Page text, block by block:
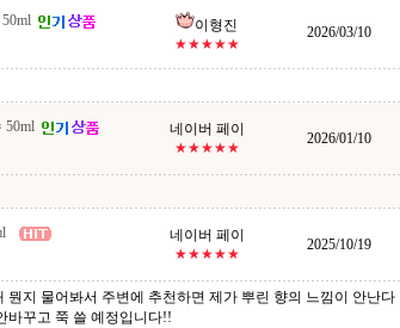
이형진
★★★★★
2026/03/10
50ml
네이버 페이
★★★★★
2026/01/10
네이버 페이
★★★★★
2025/10/19
지 물어봐서 주변에 추천하면 제가 뿌린 향의 느낌이 안난다
바꾸고 쭉 쓸 예정입니다!!